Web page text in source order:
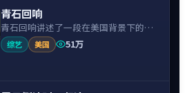
青石回响
青石回响讲述了一段在美国背景下的喜
剧故事，围绕斯嘉丽·约翰逊饰演的主
角逐层展开，人物动机与命运转折相互
综艺 美国
51万